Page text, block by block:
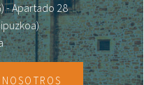
- Apartado 28